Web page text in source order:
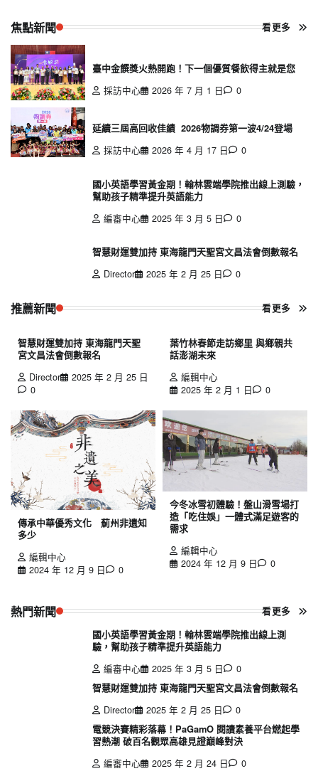
焦點新聞 看更多
臺中金饌獎火熱開跑！下一個優質餐飲得主就是您
採訪中心
2026 年 7 月 1 日 0
延續三屆高回收佳績 2026物調券第一波4/24登場
採訪中心
2026 年 4 月 17 日 0
國小英語學習黃金期！翰林雲端學院推出線上測驗，
幫助孩子精準提升英語能力
編審中心
2025 年 3 月 5 日 0
智慧財運雙加持 東海龍門天聖宮文昌法會倒數報名
Director
2025 年 2 月 25 日 0
推薦新聞 看更多
智慧財運雙加持 東海龍門天聖
宮文昌法會倒數報名
Director
2025 年 2 月 25 日
0
葉竹林春節走訪鄉里 與鄉親共
話澎湖未來
編輯中心
2025 年 2 月 1 日
0
傳承中華優秀文化 薊州非遺知
多少
編輯中心
2024 年 12 月 9 日
0
今冬冰雪初體驗！盤山滑雪場打
造「吃住娛」一體式滿足遊客的
需求
編輯中心
2024 年 12 月 9 日
0
熱門新聞 看更多
國小英語學習黃金期！翰林雲端學院推出線上測
驗，幫助孩子精準提升英語能力
編審中心
2025 年 3 月 5 日
0
智慧財運雙加持 東海龍門天聖宮文昌法會倒數報名
Director
2025 年 2 月 25 日
0
電競決賽精彩落幕！PaGamO 閱讀素養平台燃起學
習熱潮 破百名觀眾高雄見證巔峰對決
編審中心
2025 年 2 月 24 日 0